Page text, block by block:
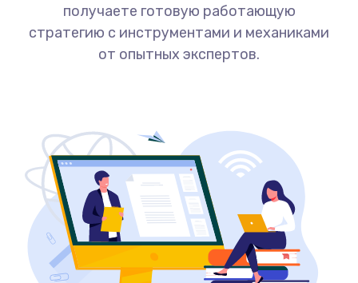
получаете готовую работающую
стратегию с инструментами и механиками
от опытных экспертов.